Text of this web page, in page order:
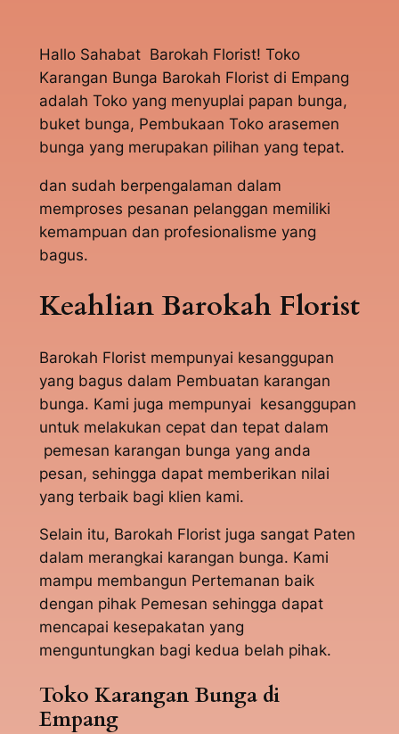
Hallo Sahabat Barokah Florist! Toko
Karangan Bunga Barokah Florist di Empang
adalah Toko yang menyuplai papan bunga,
buket bunga, Pembukaan Toko arasemen
bunga yang merupakan pilihan yang tepat.
dan sudah berpengalaman dalam
memproses pesanan pelanggan memiliki
kemampuan dan profesionalisme yang
bagus.
Keahlian Barokah Florist
Barokah Florist mempunyai kesanggupan
yang bagus dalam Pembuatan karangan
bunga. Kami juga mempunyai kesanggupan
untuk melakukan cepat dan tepat dalam
pemesan karangan bunga yang anda
pesan, sehingga dapat memberikan nilai
yang terbaik bagi klien kami.
Selain itu, Barokah Florist juga sangat Paten
dalam merangkai karangan bunga. Kami
mampu membangun Pertemanan baik
dengan pihak Pemesan sehingga dapat
mencapai kesepakatan yang
menguntungkan bagi kedua belah pihak.
Toko Karangan Bunga di
Empang